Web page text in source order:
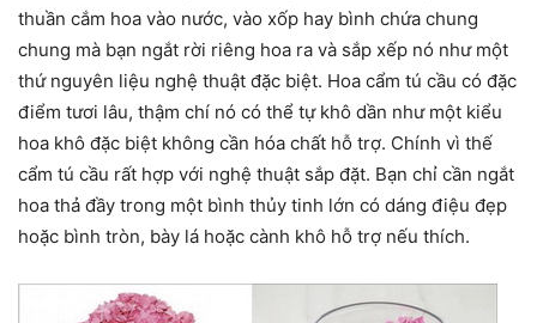
thuần cắm hoa vào nước, vào xốp hay bình chứa chung
chung mà bạn ngắt rời riêng hoa ra và sắp xếp nó như một
thứ nguyên liệu nghệ thuật đặc biệt. Hoa cẩm tú cầu có đặc
điểm tươi lâu, thậm chí nó có thể tự khô dần như một kiểu
hoa khô đặc biệt không cần hóa chất hỗ trợ. Chính vì thế
cẩm tú cầu rất hợp với nghệ thuật sắp đặt. Bạn chỉ cần ngắt
hoa thả đầy trong một bình thủy tinh lớn có dáng điệu đẹp
hoặc bình tròn, bày lá hoặc cành khô hỗ trợ nếu thích.